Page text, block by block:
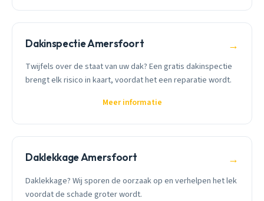
Dakinspectie Amersfoort →
Twijfels over de staat van uw dak? Een gratis dakinspectie
brengt elk risico in kaart, voordat het een reparatie wordt.
Meer informatie
Daklekkage Amersfoort →
Daklekkage? Wij sporen de oorzaak op en verhelpen het lek
voordat de schade groter wordt.